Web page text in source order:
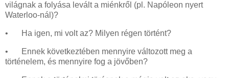
világnak a folyása levált a miénkről (pl. Napóleon nyert
Waterloo-nál)?
• Ha igen, mi volt az? Milyen régen történt?
•
Ennek következtében mennyire változott meg a
történelem, és mennyire fog a jövőben?